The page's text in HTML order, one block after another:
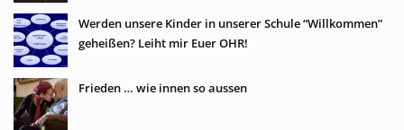
Werden unsere Kinder in unserer Schule “Willkommen”
geheißen? Leiht mir Euer OHR!
Frieden … wie innen so aussen